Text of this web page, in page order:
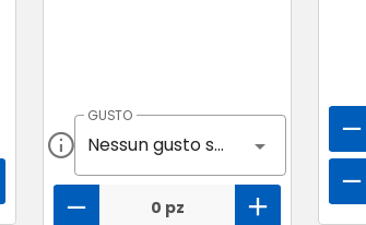
GUSTO
Nessun gusto selezionato
0 pz